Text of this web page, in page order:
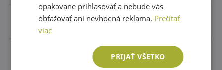
opakovane prihlasovať a nebude vás
obťažovať ani nevhodná reklama. Prečítať
viac
PRIJAŤ VŠETKO